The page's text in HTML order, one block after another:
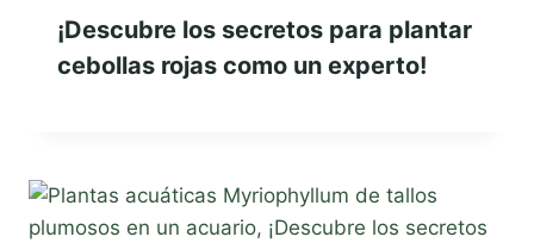
¡Descubre los secretos para plantar
cebollas rojas como un experto!